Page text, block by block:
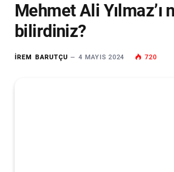
Mehmet Ali Yılmaz’ı
bilirdiniz?
İREM BARUTÇU 4 MAYIS 2024 720